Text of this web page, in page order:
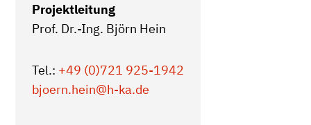
Projektleitung
Prof. Dr.-Ing. Björn Hein
Tel.: +49 (0)721 925-1942
bjoern.hein@h-ka.de